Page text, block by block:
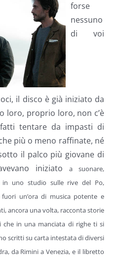
forse
nessuno
di voi
il disco è già iniziato da
loro, proprio loro, non c’è
tentare da impasti di
più o meno raffinate, né
il palco più giovane di
iniziato
a suonare,
in uno studio sulle rive del Po,
un’ora di musica potente e
ancora una volta, racconta storie
che in una manciata di righe ti si
scritti su carta intestata di diversi
da Rimini a Venezia, e il libretto